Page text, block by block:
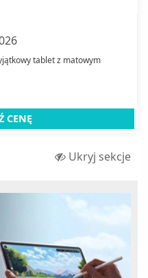
tablet z matowym
CENĘ
Ukryj sekcje